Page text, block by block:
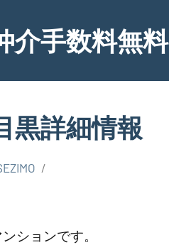
介手数料無料
黒詳細情報
ションです。